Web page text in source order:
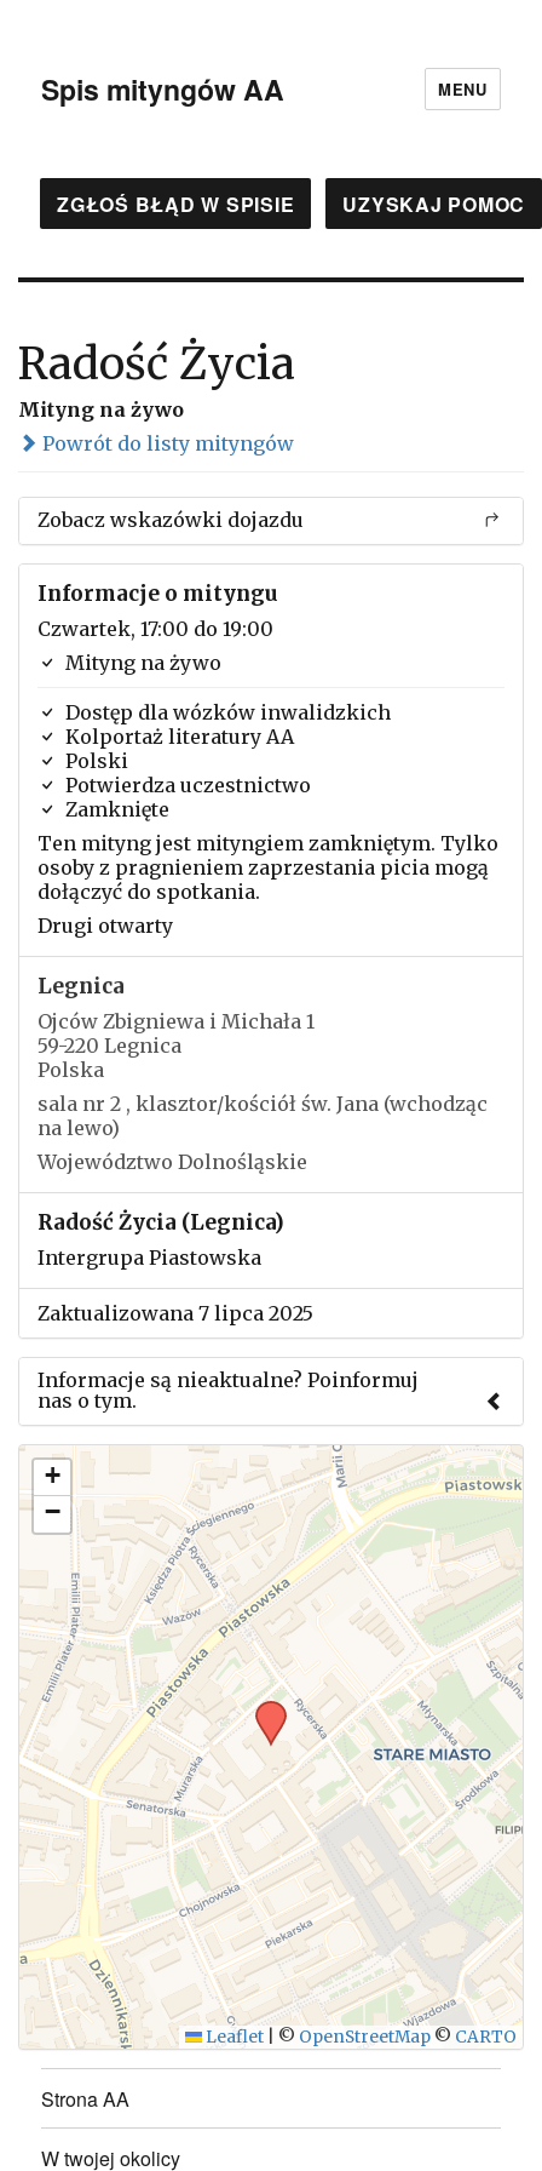
Spis mityngów AA MENU
ZGŁOŚ BŁĄD W SPISIE UZYSKAJ POMOC
Radość Życia
Mityng na żywo
Powrót do listy mityngów
Zobacz wskazówki dojazdu
Informacje o mityngu
Czwartek, 17:00 do 19:00
Mityng na żywo
Dostęp dla wózków inwalidzkich
Kolportaż literatury AA
Polski
Potwierdza uczestnictwo
Zamknięte
Ten mityng jest mityngiem zamkniętym. Tylko
osoby z pragnieniem zaprzestania picia mogą
dołączyć do spotkania.
Drugi otwarty
Legnica
Ojców Zbigniewa i Michała 1
59-220 Legnica
Polska
sala nr 2 , klasztor/kościół św. Jana (wchodząc
na lewo)
Województwo Dolnośląskie
Radość Życia (Legnica)
Intergrupa Piastowska
Zaktualizowana 7 lipca 2025
Informacje są nieaktualne? Poinformuj
nas o tym.
Użyj tego formularza aby przesłać informację o
zmianach w powyższym mityngu.
WYŚLIJ
+
−
Leaflet © OpenStreetMap © CARTO
Strona AA
W twojej okolicy